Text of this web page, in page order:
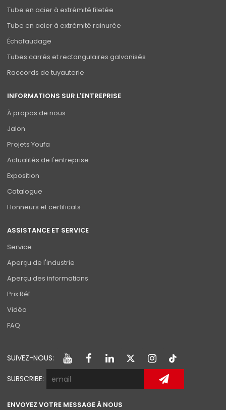
Tube en acier à extrémité filetée
Tube en acier à extrémité rainurée
Échafaudage
Tubes carrés et rectangulaires galvanisés
Raccords de tuyauterie
INFORMATIONS SUR L'ENTREPRISE
À propos de nous
Jalon
Projets Youfa
Actualités de l'entreprise
Exposition
Catalogue
Honneurs et certificats
ASSISTANCE ET SERVICE
Service
Aperçu de l'industrie
Aperçu des informations
Prix Réf.
Vidéo
FAQ
SUIVEZ-NOUS:
SUBSCRIBE:
ENVOYEZ VOTRE MESSAGE À NOUS